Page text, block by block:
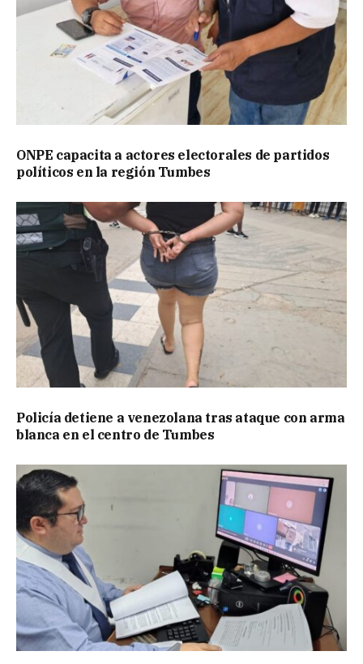
ONPE capacita a actores electorales de partidos
políticos en la región Tumbes
Policía detiene a venezolana tras ataque con arma
blanca en el centro de Tumbes